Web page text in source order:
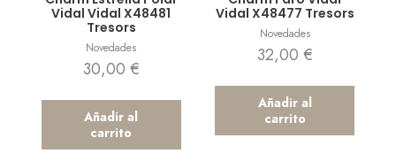
Vidal Vidal X48481
Tresors
Novedades
30,00 €
Añadir al
carrito
Vidal X48477 Tresors
Novedades
32,00 €
Añadir al
carrito